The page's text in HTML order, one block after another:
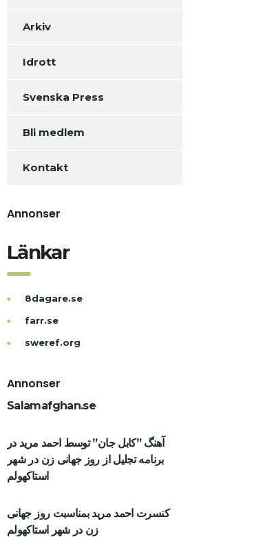
Arkiv
Idrott
Svenska Press
Bli medlem
Kontakt
Annonser
Länkar
8dagare.se
farr.se
sweref.org
Annonser
Salamafghan.se
آهنگ ”کابل جان” توسط احمد مرید در
برنامه تجلیل از روز جهانی زن در شهر
استاکهولم
کنسرت احمد مرید بمناسبت روز جهانی
زن در شهر استاکهولم